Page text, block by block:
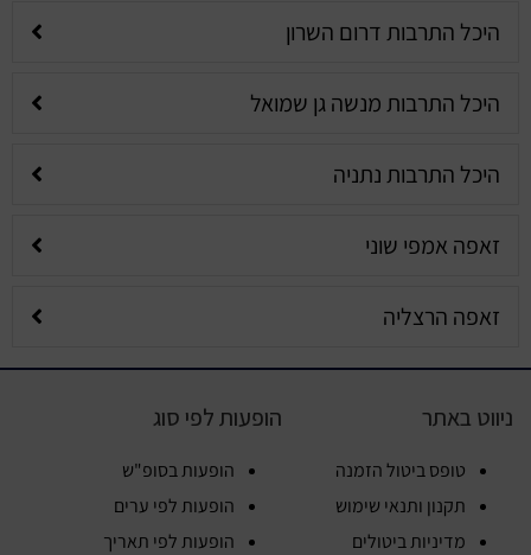
היכל התרבות דרום השרון
היכל התרבות מנשה גן שמואל
היכל התרבות נתניה
זאפה אמפי שוני
זאפה הרצליה
ניווט באתר
טופס ביטול הזמנה
תקנון ותנאי שימוש
מדיניות ביטולים
הופעות לפי סוג
הופעות בסופ"ש
הופעות לפי ערים
הופעות לפי תאריך